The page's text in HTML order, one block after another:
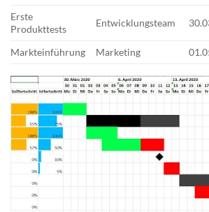
Erste
Produkttests
Entwicklungsteam
Markteinführung Marketing